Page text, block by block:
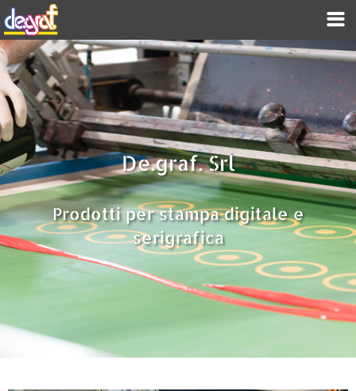
De.graf. Srl
Prodotti per stampa digitale e
serigrafica